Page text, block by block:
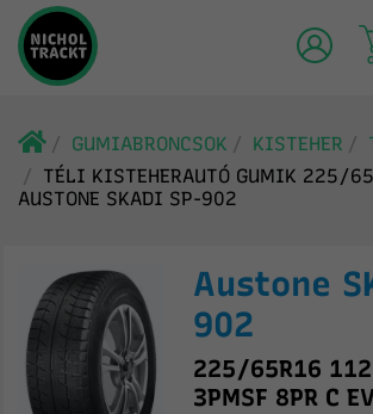
GUMIABRONCSOK KISTEHER
TÉLI KISTEHERAUTÓ GUMIK 225/
AUSTONE SKADI SP-902
Austone
902
225/65R16
3PMSF 8PR C